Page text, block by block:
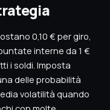
0,10 € per giro,
interne da 1 €
i soldi. Imposta
delle probabilità
volatilità quando